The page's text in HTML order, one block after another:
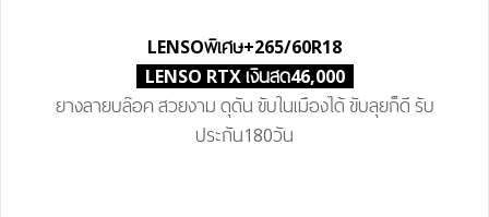
LENSOพิเศษ+265/60R18
LENSO RTX เงินสด46,000
ยางลายบล๊อค สวยงาม ดุดัน ขับในเมืองได้ ขับลุยก็ดี รับ
ประกัน180วัน